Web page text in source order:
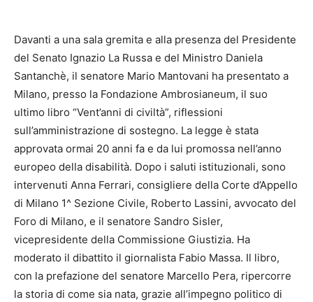
Davanti a una sala gremita e alla presenza del Presidente
del Senato Ignazio La Russa e del Ministro Daniela
Santanchè, il senatore Mario Mantovani ha presentato a
Milano, presso la Fondazione Ambrosianeum, il suo
ultimo libro “Vent’anni di civiltà”, riflessioni
sull’amministrazione di sostegno. La legge è stata
approvata ormai 20 anni fa e da lui promossa nell’anno
europeo della disabilità. Dopo i saluti istituzionali, sono
intervenuti Anna Ferrari, consigliere della Corte d’Appello
di Milano 1^ Sezione Civile, Roberto Lassini, avvocato del
Foro di Milano, e il senatore Sandro Sisler,
vicepresidente della Commissione Giustizia. Ha
moderato il dibattito il giornalista Fabio Massa. Il libro,
con la prefazione del senatore Marcello Pera, ripercorre
la storia di come sia nata, grazie all’impegno politico di